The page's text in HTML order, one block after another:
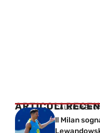
ARTICOLI
Il Milan